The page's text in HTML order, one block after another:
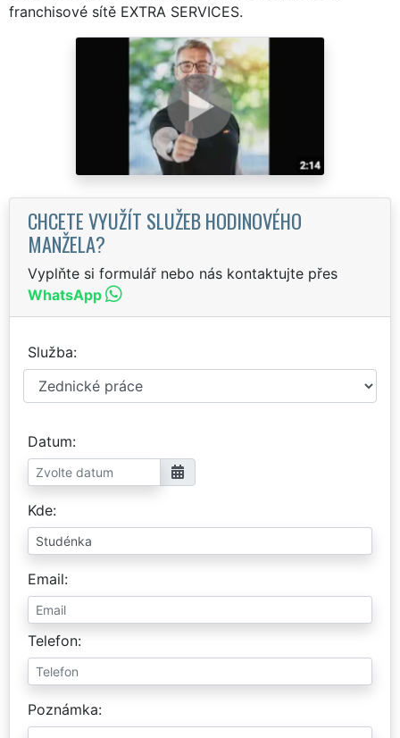
franchisové sítě EXTRA SERVICES.
CHCETE VYUŽÍT SLUŽEB HODINOVÉHO
MANŽELA?
Vyplňte si formulář nebo nás kontaktujte přes
WhatsApp
Služba
Datum
Kde
Email
Telefon
Poznámka